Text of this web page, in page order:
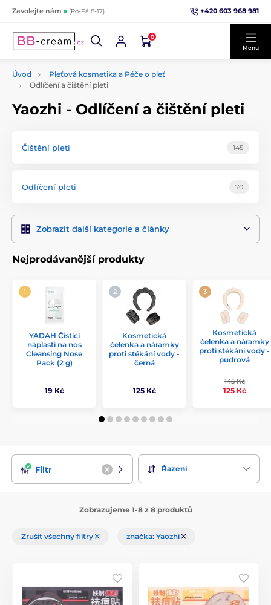
Zavolejte nám (Po-Pá 8-17) +420 603 968 981
0
Menu
Úvod
Pleťová kosmetika a Péče o pleť
Odlíčení a čištění pleti
Yaozhi - Odlíčení a čištění pleti
Čištění pleti 145
Odlíčení pleti 70
Zobrazit další kategorie a články
Nejprodávanější produkty
YADAH Čistící
náplasti na nos
Cleansing Nose
Pack (2 g)
19 Kč
Kosmetická
čelenka a náramky
proti stékání vody -
černá
125 Kč
Kosmetická
čelenka a náramky
proti stékání vody -
pudrová
145 Kč
125 Kč
Filtr Řazení
Zobrazujeme 1-8 z 8 produktů
Zrušit všechny filtry značka: Yaozhi